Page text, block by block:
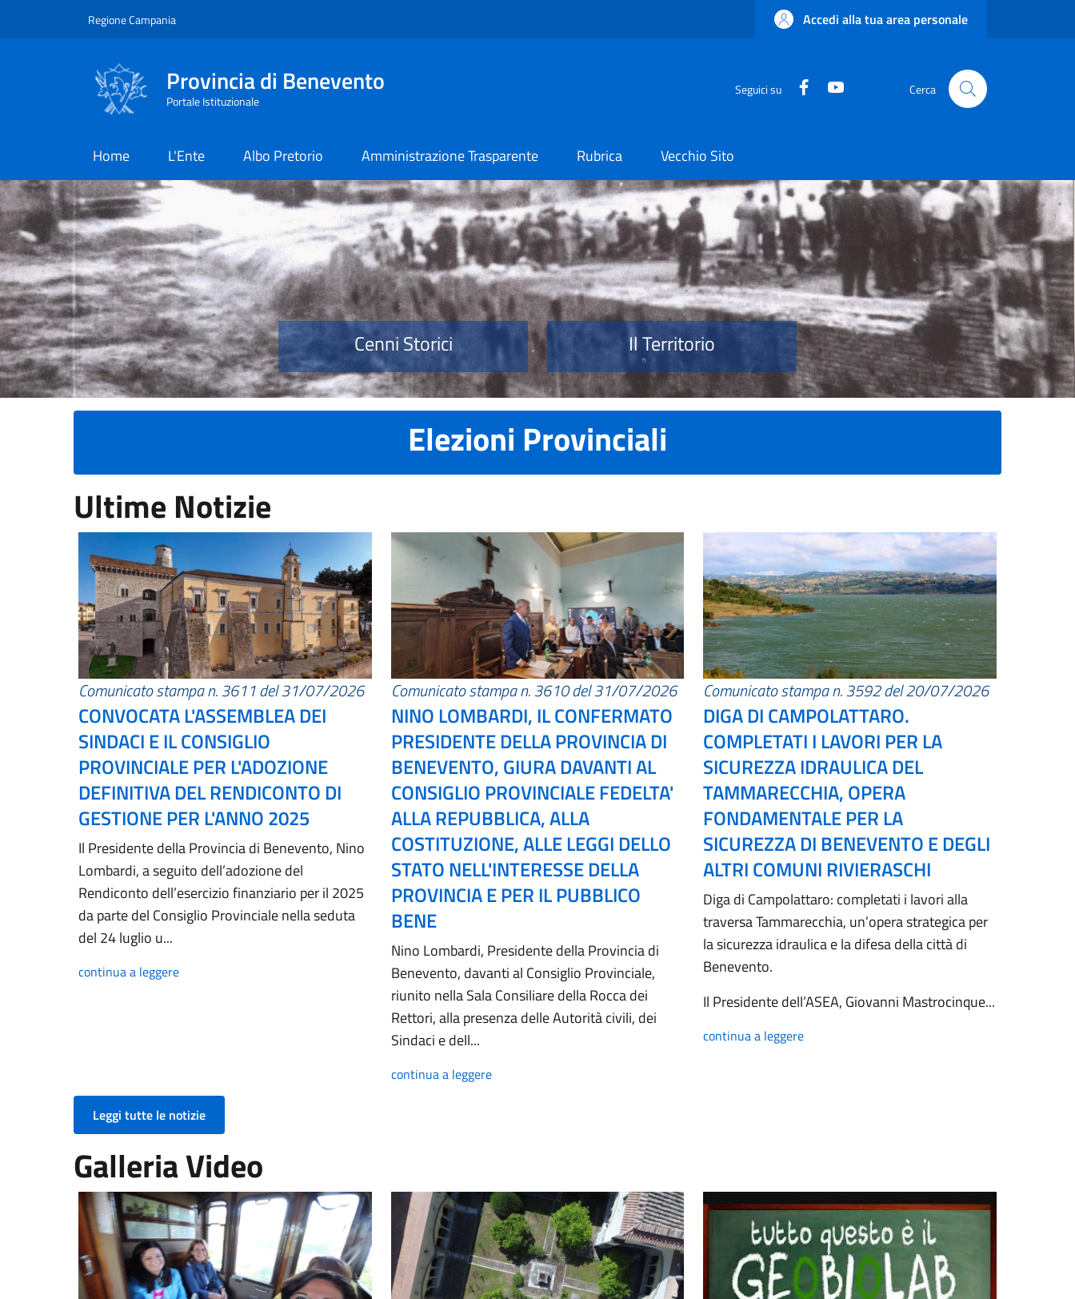
Regione Campania Accedi alla tua area personale
Provincia di Benevento
Portale Istituzionale
Seguici su Facebook Cerca
Home L'Ente Albo Pretorio Amministrazione Trasparente Rubrica Vecchio Sito
Provincia di Benevento
Cenni Storici Il Territorio
Elezioni Provinciali
Ultime Notizie
Comunicato stampa n. 3611 del 31/07/2026
CONVOCATA L'ASSEMBLEA DEI
SINDACI E IL CONSIGLIO
PROVINCIALE PER L'ADOZIONE
DEFINITIVA DEL RENDICONTO DI
GESTIONE PER L'ANNO 2025
Il Presidente della Provincia di Benevento, Nino
Lombardi, a seguito dell’adozione del
Rendiconto dell’esercizio finanziario per il 2025
da parte del Consiglio Provinciale nella seduta
del 24 luglio u...
continua a leggere
Comunicato stampa n. 3610 del 31/07/2026
NINO LOMBARDI, IL CONFERMATO
PRESIDENTE DELLA PROVINCIA DI
BENEVENTO, GIURA DAVANTI AL
CONSIGLIO PROVINCIALE FEDELTA'
ALLA REPUBBLICA, ALLA
COSTITUZIONE, ALLE LEGGI DELLO
STATO NELL'INTERESSE DELLA
PROVINCIA E PER IL PUBBLICO
BENE
Nino Lombardi, Presidente della Provincia di
Benevento, davanti al Consiglio Provinciale,
riunito nella Sala Consiliare della Rocca dei
Rettori, alla presenza delle Autorità civili, dei
Sindaci e dell...
continua a leggere
Comunicato stampa n. 3592 del 20/07/2026
DIGA DI CAMPOLATTARO.
COMPLETATI I LAVORI PER LA
SICUREZZA IDRAULICA DEL
TAMMARECCHIA, OPERA
FONDAMENTALE PER LA
SICUREZZA DI BENEVENTO E DEGLI
ALTRI COMUNI RIVIERASCHI
Diga di Campolattaro: completati i lavori alla
traversa Tammarecchia, un’opera strategica per
la sicurezza idraulica e la difesa della città di
Benevento.
Il Presidente dell’ASEA, Giovanni Mastrocinque...
continua a leggere
Leggi tutte le notizie
Galleria Video